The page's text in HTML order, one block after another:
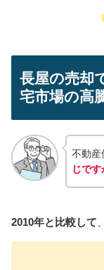
長屋の売却
宅市場の高
不動産
じです
2010年と比較して、